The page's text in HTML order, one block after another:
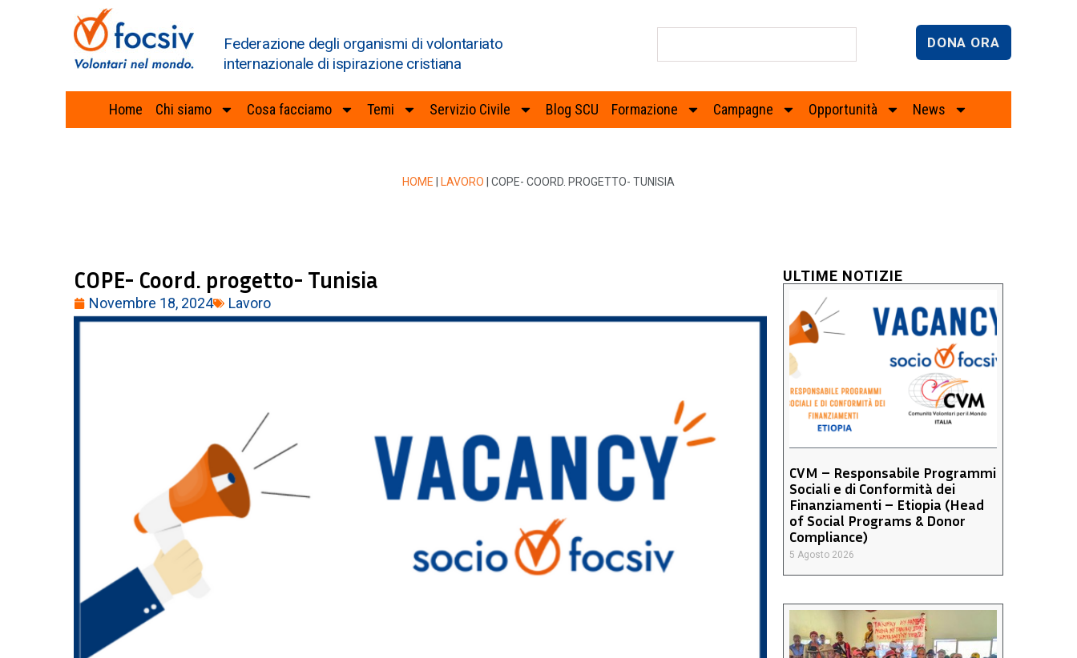
Federazione degli organismi di volontariato
internazionale di ispirazione cristiana
DONA ORA
Home Chi siamo Cosa facciamo Temi Servizio Civile Blog SCU Formazione Campagne Opportunità News
HOME LAVORO COPE- COORD. PROGETTO- TUNISIA
COPE- Coord. progetto- Tunisia
Novembre 18, 2024 Lavoro
ULTIME NOTIZIE
CVM – Responsabile Programmi
Sociali e di Conformità dei
Finanziamenti – Etiopia (Head
of Social Programs & Donor
Compliance)
5 Agosto 2026